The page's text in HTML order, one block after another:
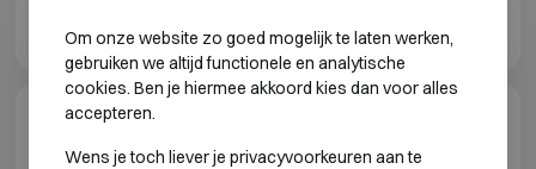
Om onze website zo goed mogelijk te laten werken,
gebruiken we altijd functionele en analytische
cookies. Ben je hiermee akkoord kies dan voor alles
accepteren.
Wens je toch liever je privacyvoorkeuren aan te